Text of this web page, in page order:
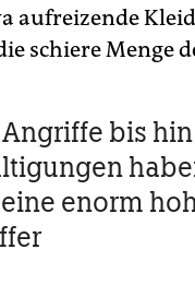
aufreizende
schiere Menge
bis
enorm